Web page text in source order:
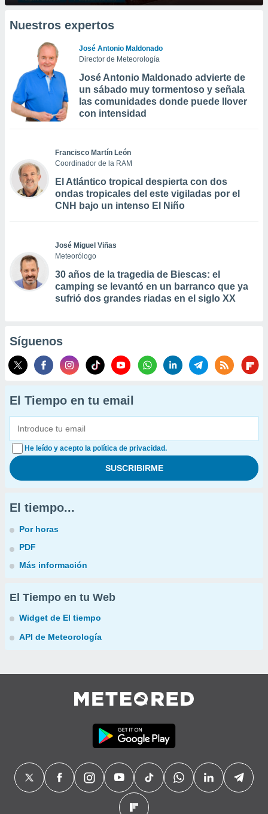
Nuestros expertos
José Antonio Maldonado
Director de Meteorología
José Antonio Maldonado advierte de
un sábado muy tormentoso y señala
las comunidades donde puede llover
con intensidad
Francisco Martín León
Coordinador de la RAM
El Atlántico tropical despierta con dos
ondas tropicales del este vigiladas por el
CNH bajo un intenso El Niño
José Miguel Viñas
Meteorólogo
30 años de la tragedia de Biescas: el
camping se levantó en un barranco que ya
sufrió dos grandes riadas en el siglo XX
Síguenos
El Tiempo en tu email
He leído y acepto la política de privacidad.
El tiempo...
Por horas
PDF
Más información
El Tiempo en tu Web
Widget de El tiempo
API de Meteorología